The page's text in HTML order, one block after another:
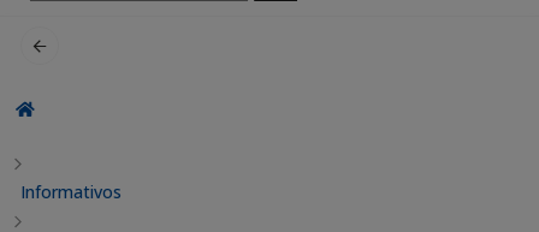
por:
Informativos